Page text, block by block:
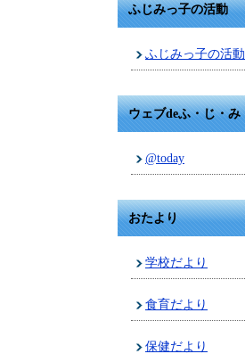
ふじみっ子の活動
ふじみっ子の活動
ウェブdeふ・じ・み
@today
おたより
学校だより
食育だより
保健だより